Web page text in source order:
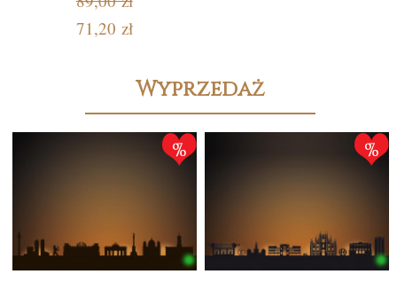
71,20 zł
Wyprzedaż